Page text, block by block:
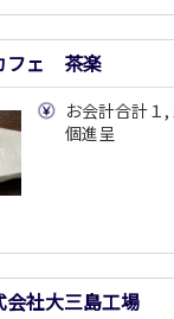
フェ 茶楽
お会計合計１
個進呈
社大三島工場